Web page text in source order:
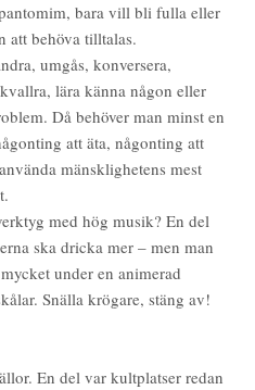
bara vill bli fulla eller
att behöva tilltalas.
umgås, konversera,
lära känna någon eller
Då behöver man minst en
att äta, någonting att
mänsklighetens mest
med hög musik? En del
ska dricka mer – men man
under en animerad
Snälla krögare, stäng av!
En del var kultplatser redan